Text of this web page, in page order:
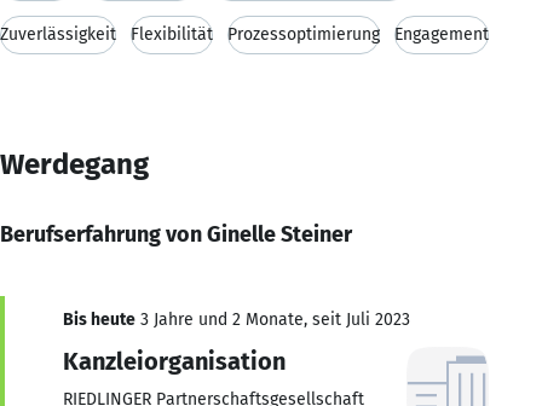
Zuverlässigkeit Flexibilität Prozessoptimierung Engagement
Werdegang
Berufserfahrung von Ginelle Steiner
Bis heute 3 Jahre und 2 Monate, seit Juli 2023
Kanzleiorganisation
RIEDLINGER Partnerschaftsgesellschaft